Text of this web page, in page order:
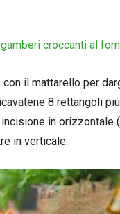
con il mattarello per
8 rettangoli
incisione in orizzontale
in verticale.